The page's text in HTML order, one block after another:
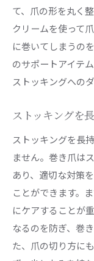
て、爪の形を丸く
クリームを使って
に巻いてしまうの
のサポートアイテ
ストッキングへの
ストッキングを
ストッキングを長
ません。巻き爪は
あり、適切な対策
ことができます。
にケアすることが
なるのを防ぎ、巻
た、爪の切り方に